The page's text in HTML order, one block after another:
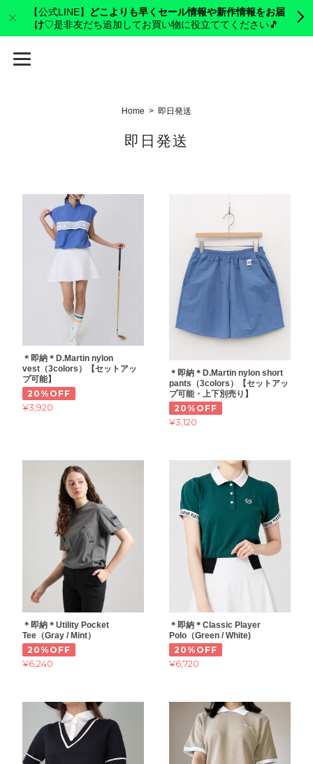
【公式LINE】
どこよりも早くセール情報や新作情報をお届
け♡是非友だち追加してお買い物に役立ててください🎵
Home 即日発送
即日発送
＊即納＊D.Martin nylon
vest（3colors）【セットアッ
プ可能】
20%OFF
¥3,920
＊即納＊D.Martin nylon short
pants（3colors）【セットアッ
プ可能・上下別売り】
20%OFF
¥3,120
＊即納＊Utility Pocket
Tee（Gray / Mint）
20%OFF
¥6,240
＊即納＊Classic Player
Polo（Green / White)
20%OFF
¥6,720